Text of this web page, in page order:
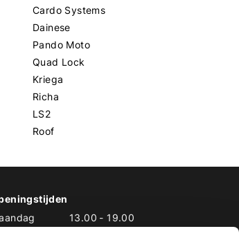
Cardo Systems
Dainese
Pando Moto
Quad Lock
Kriega
Richa
LS2
Roof
13.00 - 19.00